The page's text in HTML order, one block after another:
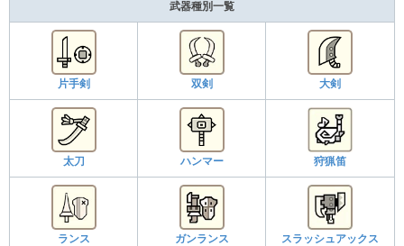
武器種別一覧
片手剣 双剣 大剣
太刀 ハンマー 狩猟笛
ランス ガンランス スラッシュアックス